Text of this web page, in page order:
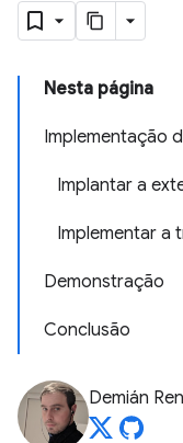
Nesta página
Implementação
Implantar a
Implementar a
Demonstração
Conclusão
Demián